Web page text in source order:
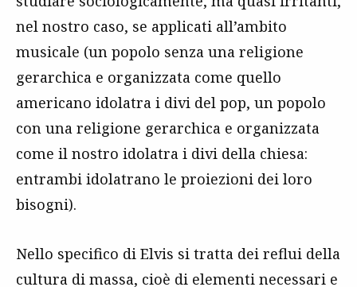
nel nostro caso, se applicati all’ambito
musicale (un popolo senza una religione
gerarchica e organizzata come quello
americano idolatra i divi del pop, un popolo
con una religione gerarchica e organizzata
come il nostro idolatra i divi della chiesa:
entrambi idolatrano le proiezioni dei loro
bisogni).
Nello specifico di Elvis si tratta dei reflui della
cultura di massa, cioè di elementi necessari e